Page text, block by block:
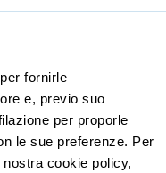
fornirle
e, previo suo
per proporle
le sue preferenze. Per
cookie policy,